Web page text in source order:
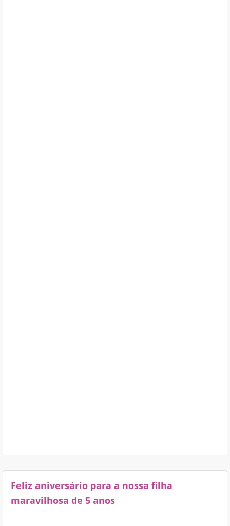
Feliz aniversário para a nossa filha
maravilhosa de 5 anos